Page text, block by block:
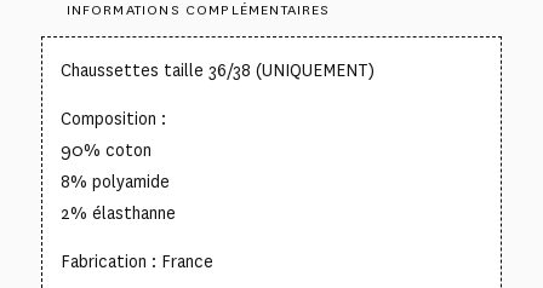
INFORMATIONS COMPLÉMENTAIRES
Chaussettes taille 36/38 (UNIQUEMENT)
Composition :
90% coton
8% polyamide
2% élasthanne
Fabrication : France